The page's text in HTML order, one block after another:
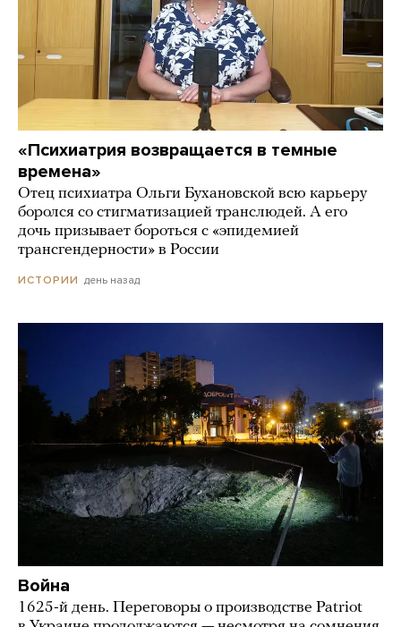
«Психиатрия возвращается в темные
времена»
Отец психиатра Ольги Бухановской всю карьеру
боролся со стигматизацией транслюдей. А его
дочь призывает бороться с «эпидемией
трансгендерности» в России
ИСТОРИИ день назад
Война
1625-й день. Переговоры о производстве Patriot